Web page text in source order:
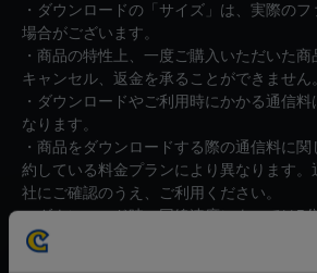
・ダウンロードの「サイズ」は、実際の
場合がございます。
・商品の特性上、一度ご購入いただいた
キャンセル、返金を承ることができません。
・ダウンロードやご利用時にかかる通信
なります。
・商品をダウンロードする際の通信料に
約している料金プランにより異なります
社にご確認のうえ、ご利用ください。
・ダウンロード時、回線速度によっては5
がかかる場合がございます。
※ご購入いただいたファイルのダウンロー